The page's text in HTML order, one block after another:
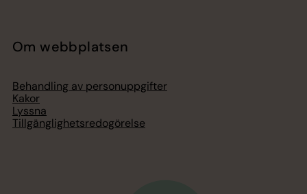
Om webbplatsen
Behandling av personuppgifter
Kakor
Lyssna
Tillgänglighetsredogörelse